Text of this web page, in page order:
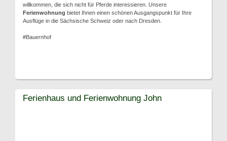
willkommen, die sich nicht für Pferde interessieren. Unsere
Ferienwohnung bietet Ihnen einen schönen Ausgangspunkt für Ihre
Ausflüge in die Sächsische Schweiz oder nach Dresden.
#Bauernhof
Ferienhaus und Ferienwohnung John